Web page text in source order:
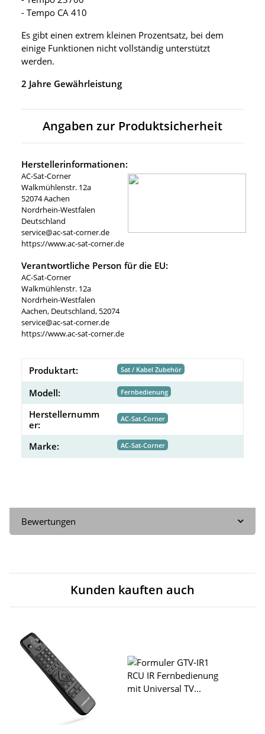
- Tempo CA 410
Es gibt einen extrem kleinen Prozentsatz, bei dem
einige Funktionen nicht vollständig unterstützt
werden.
2 Jahre Gewährleistung
Angaben zur Produktsicherheit
Herstellerinformationen:
AC-Sat-Corner
Walkmühlenstr. 12a
52074 Aachen
Nordrhein-Westfalen
Deutschland
service@ac-sat-corner.de
https://www.ac-sat-corner.de
Verantwortliche Person für die EU:
AC-Sat-Corner
Walkmühlenstr. 12a
Nordrhein-Westfalen
Aachen, Deutschland, 52074
service@ac-sat-corner.de
https://www.ac-sat-corner.de
Produktart: Sat / Kabel Zubehör
Modell: Fernbedienung
Herstellernumm
er:
AC-Sat-Corner
Marke: AC-Sat-Corner
Bewertungen
Kunden kauften auch